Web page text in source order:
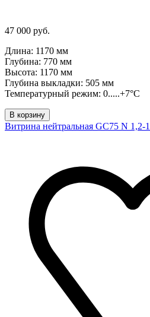
47 000 руб.
Длина: 1170 мм
Глубина: 770 мм
Высота: 1170 мм
Глубина выкладки: 505 мм
Температурный режим: 0.....+7°C
В корзину
Витрина нейтральная GC75 N